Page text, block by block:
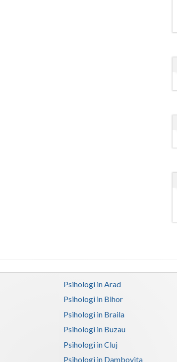
Psihologi in Arad
Psihologi in Bihor
Psihologi in Braila
Psihologi in Buzau
Psihologi in Cluj
Psihologi in Dambovita